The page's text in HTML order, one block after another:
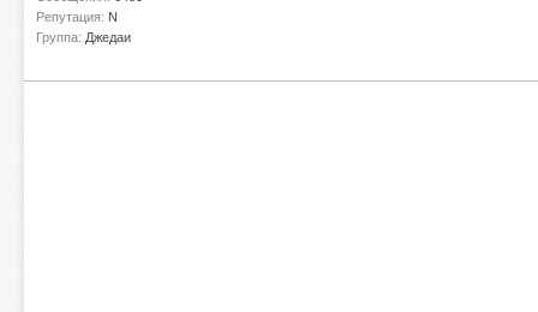
Репутация: N
Группа: Джедаи